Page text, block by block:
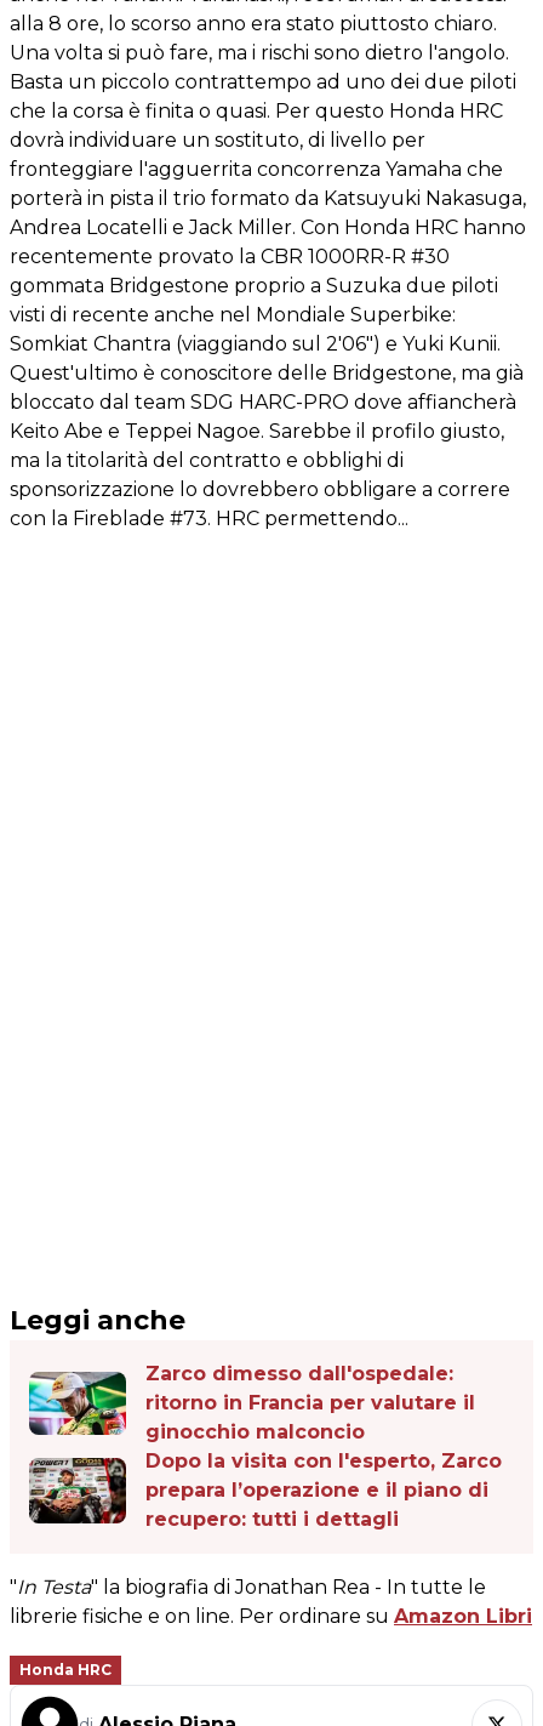
alla 8 ore, lo scorso anno era stato piuttosto chiaro.
Una volta si può fare, ma i rischi sono dietro l'angolo.
Basta un piccolo contrattempo ad uno dei due piloti
che la corsa è finita o quasi. Per questo Honda HRC
dovrà individuare un sostituto, di livello per
fronteggiare l'agguerrita concorrenza Yamaha che
porterà in pista il trio formato da Katsuyuki Nakasuga,
Andrea Locatelli e Jack Miller. Con Honda HRC hanno
recentemente provato la CBR 1000RR-R #30
gommata Bridgestone proprio a Suzuka due piloti
visti di recente anche nel Mondiale Superbike:
Somkiat Chantra (viaggiando sul 2'06") e Yuki Kunii.
Quest'ultimo è conoscitore delle Bridgestone, ma già
bloccato dal team SDG HARC-PRO dove affiancherà
Keito Abe e Teppei Nagoe. Sarebbe il profilo giusto,
ma la titolarità del contratto e obblighi di
sponsorizzazione lo dovrebbero obbligare a correre
con la Fireblade #73. HRC permettendo...
Leggi anche
Zarco dimesso dall'ospedale:
ritorno in Francia per valutare il
ginocchio malconcio
Dopo la visita con l'esperto, Zarco
prepara l’operazione e il piano di
recupero: tutti i dettagli
"In Testa" la biografia di Jonathan Rea - In tutte le
librerie fisiche e on line. Per ordinare su Amazon Libri
Honda HRC